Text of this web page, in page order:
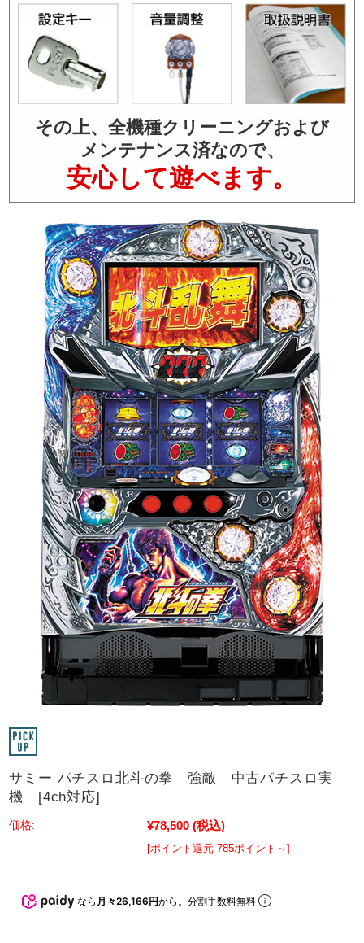
その上、全機種クリーニングおよび
メンテナンス済なので、
安心して遊べます。
サミー パチスロ北斗の拳 強敵 中古パチスロ実
機 [4ch対応]
価格: ¥78,500 (税込)
[ポイント還元 785ポイント～]
なら 月々26,166円から。分割手数料無料